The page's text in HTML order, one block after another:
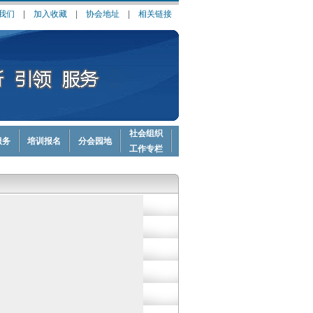
们 加入收藏 协会地址 相关链接
务 培训报名 分会园地
社会组织
工作专栏